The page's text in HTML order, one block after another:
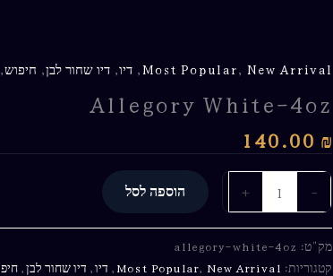
Most Popular, New Arrival
, דיו, דיו שחור לבן, חיפוש,
Allegory White-4oz
140.00 ₪
-
+
הוספה לסל
מק"ט: allegory-white-4oz
קטגוריות:
Most Popular, New Arrival
, דיו, דיו שחור לבן,